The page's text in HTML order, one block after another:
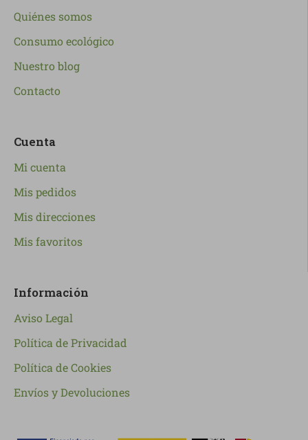
Quiénes somos
Consumo ecológico
Nuestro blog
Contacto
Cuenta
Mi cuenta
Mis pedidos
Mis direcciones
Mis favoritos
Información
Aviso Legal
Política de Privacidad
Política de Cookies
Envíos y Devoluciones